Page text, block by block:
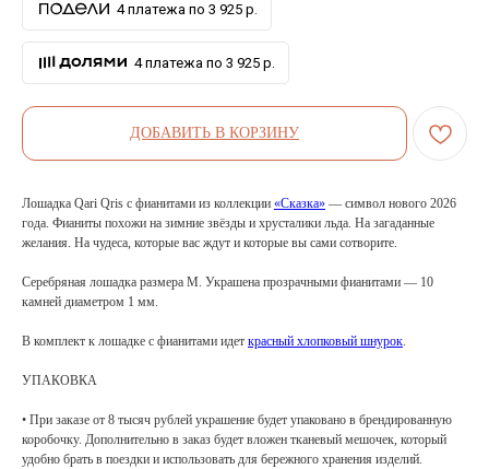
4 платежа по 3 925 р.
4 платежа по 3 925 р.
ДОБАВИТЬ В КОРЗИНУ
Лошадка Qari Qris с фианитами из коллекции «Сказка» — символ нового 2026
года. Фианиты похожи на зимние звёзды и хрусталики льда. На загаданные
желания. На чудеса, которые вас ждут и которые вы сами сотворите.
Серебряная лошадка размера M. Украшена прозрачными фианитами — 10
камней диаметром 1 мм.
В комплект к лошадке с фианитами идет красный хлопковый шнурок.
УПАКОВКА
• При заказе от 8 тысяч рублей украшение будет упаковано в брендированную
коробочку. Дополнительно в заказ будет вложен тканевый мешочек, который
удобно брать в поездки и использовать для бережного хранения изделий.